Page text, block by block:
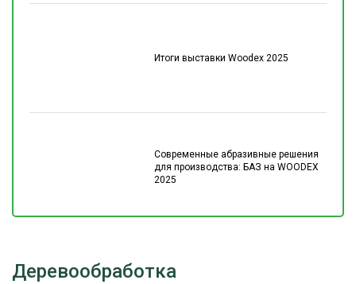
Итоги выставки Woodex 2025
Современные абразивные решения
для производства: БАЗ на WOODEX
2025
Деревообработка